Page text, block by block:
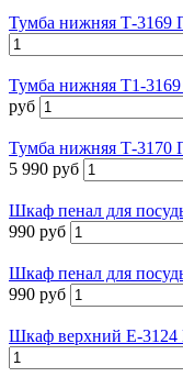
Тумба нижняя Т-3169
Тумба нижняя Т1-
руб
Тумба нижняя Т-3170
5 990 руб
Шкаф пенал для
990 руб
Шкаф пенал для
990 руб
Шкаф верхний Е-3124